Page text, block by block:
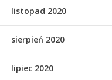
listopad 2020
sierpień 2020
lipiec 2020